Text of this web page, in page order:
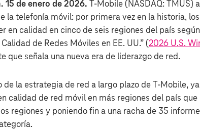
15 de enero de 2026. T‑Mobile (NASDAQ: TMUS)
la telefonía móvil: por primera vez en la historia,
en calidad en cinco de seis regiones del país
de Redes Móviles en EE. UU.” (2026 U.S.
que señala una nueva era de liderazgo de red.
de la estrategia de red a largo plazo de T‑Mobile,
calidad de red móvil en más regiones del país que
regiones y poniendo fin a una racha de 35